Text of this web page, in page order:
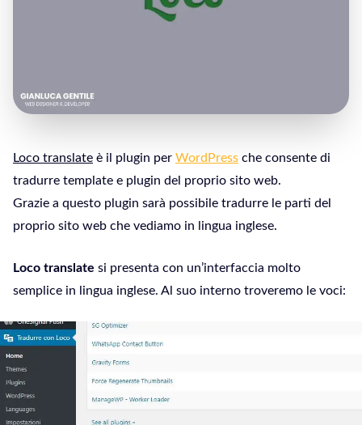
Loco translate è il plugin per WordPress che consente di
tradurre template e plugin del proprio sito web.
Grazie a questo plugin sarà possibile tradurre le parti del
proprio sito web che vediamo in lingua inglese.
Loco translate si presenta con un’interfaccia molto
semplice in lingua inglese. Al suo interno troveremo le voci: